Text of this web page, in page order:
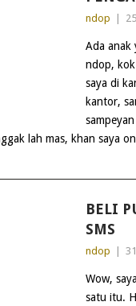
ndop
Ada anak
ndop,
saya di
kantor,
lah mas, khan saya
BELI
SMS
ndop
Wow,
satu itu.